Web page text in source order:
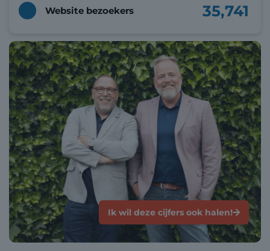
35,741
Website bezoekers
Ik wil deze cijfers ook halen!